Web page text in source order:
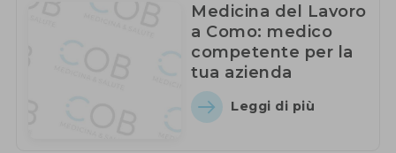
Medicina del Lavoro
a Como: medico
competente per la
tua azienda
Leggi di più